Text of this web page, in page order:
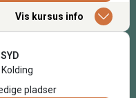
Vis kursus info
pladser